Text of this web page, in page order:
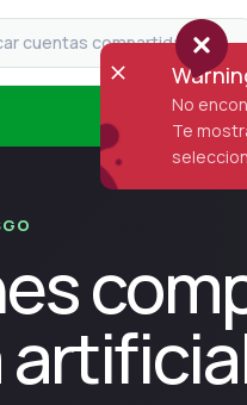
No
Te